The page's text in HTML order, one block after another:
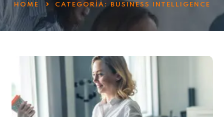
HOME CATEGORÍA: BUSINESS INTELLIGENCE